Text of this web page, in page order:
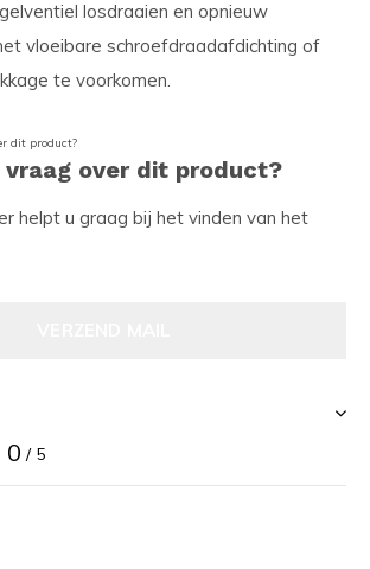
losdraaien en opnieuw
vloeibare schroefdraadafdichting of
te voorkomen.
vraag over dit product?
helpt u graag bij het vinden van het
0 / 5